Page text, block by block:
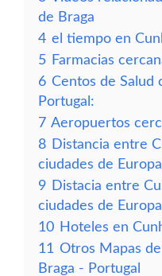
de Braga
4 el tiempo en
5 Farmacias
6 Centos de Salud
Portugal:
7 Aeropuertos
8 Distancia entre
ciudades de Europa
9 Distacia entre
ciudades de Europa
10 Hoteles en
11 Otros Mapas
Braga - Portugal